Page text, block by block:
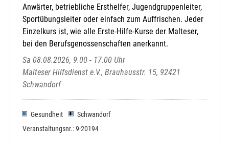
Anwärter, betriebliche Ersthelfer, Jugendgruppenleiter,
Sportübungsleiter oder einfach zum Auffrischen. Jeder
Einzelkurs ist, wie alle Erste-Hilfe-Kurse der Malteser,
bei den Berufsgenossenschaften anerkannt.
Sa 08.08.2026, 9.00 - 17.00 Uhr
Malteser Hilfsdienst e.V., Brauhausstr. 15, 92421
Schwandorf
Gesundheit
Schwandorf
Veranstaltungsnr.: 9-20194